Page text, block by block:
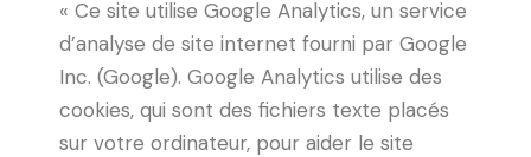
« Ce site utilise Google Analytics, un service
d’analyse de site internet fourni par Google
Inc. (Google). Google Analytics utilise des
cookies, qui sont des fichiers texte placés
sur votre ordinateur, pour aider le site